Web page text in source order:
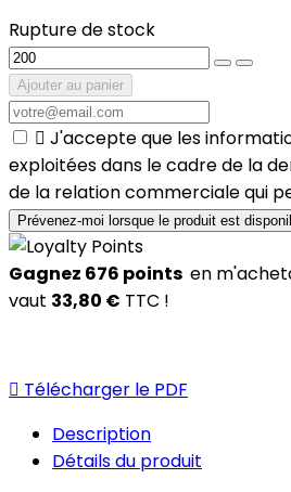
Rupture de stock
Ajouter au panier
 J'accepte que les
exploitées dans le cadre de la
de la relation commerciale qui
Prévenez-moi lorsque le produit est
Gagnez 676 points en
vaut 33,80 € TTC !
 Télécharger le PDF
Description
Détails du produit